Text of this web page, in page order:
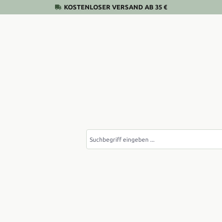
KOSTENLOSER VERSAND AB 35 €